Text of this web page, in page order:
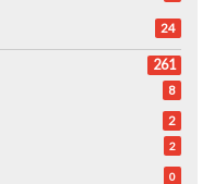
24
261
8
2
2
0